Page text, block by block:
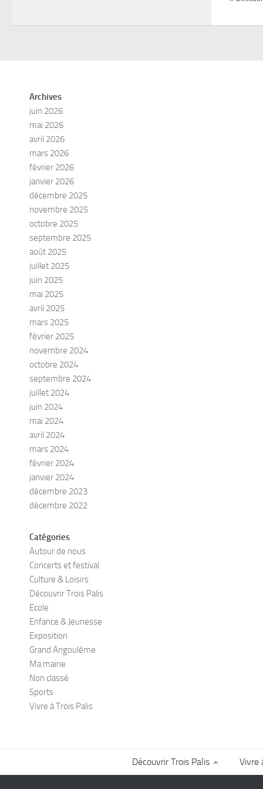
Archives
juin 2026
mai 2026
avril 2026
mars 2026
février 2026
janvier 2026
décembre 2025
novembre 2025
octobre 2025
septembre 2025
août 2025
juillet 2025
juin 2025
mai 2025
avril 2025
mars 2025
février 2025
novembre 2024
octobre 2024
septembre 2024
juillet 2024
juin 2024
mai 2024
avril 2024
mars 2024
février 2024
janvier 2024
décembre 2023
décembre 2022
Catégories
Autour de nous
Concerts et festival
Culture & Loisirs
Découvrir Trois Palis
Ecole
Enfance & Jeunesse
Exposition
Grand Angoulême
Ma mairie
Non classé
Sports
Vivre à Trois Palis
Découvrir Trois Palis Vivre